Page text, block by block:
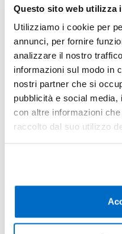
Questo sito web utilizza
Utilizziamo i cookie per
annunci, per fornire
analizzare il nostro
informazioni sul modo in
nostri partner che si
pubblicità e social media,
con altre informazioni
raccolto dal suo utilizzo
Sconti per quantità
Pezzi 100
Pezzi 500
Pezzi 2000
*Prezzi
Quantità consigliata
Prezzo unitario:
1056,28